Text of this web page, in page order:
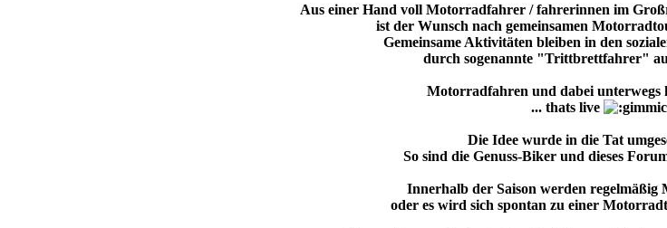
Aus einer Hand voll Motorradfahrer / fahrerinnen im
ist der Wunsch nach gemeinsamen
Gemeinsame Aktivitäten bleiben in den
durch sogenannte "Trittbrettfahrer"
Motorradfahren und dabei unterwegs
... thats live
Die Idee wurde in die Tat
So sind die Genuss-Biker und dieses
Innerhalb der Saison werden regelmäßig
oder es wird sich spontan zu einer